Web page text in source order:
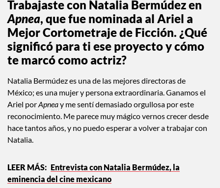
parecen muy interesantes de seguir explorando, y ambas
están sumamente entrelazadas en mi actoralidad.
Trabajaste con Natalia Bermúdez en
Apnea, que fue nominada al Ariel a
significó para ti ese proyecto y cómo
te marcó como actriz?
Natalia Bermúdez es una de las mejores directoras de
México; es una mujer y persona extraordinaria. Ganamos el
Ariel por
hace tantos años, y no puedo esperar a volver a trabajar con
Natalia.